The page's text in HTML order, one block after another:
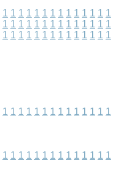
1 1 1 1 1 1 1 1 1 1 1 1 1 1
1 1 1 1 1 1 1 1 1 1 1 1 1 1
1 1 1 1 1 1 1 1 1 1 1 1 1 1
1 1 1 1 1 1 1 1 1 1 1 1 1 1
1 1 1 1 1 1 1 1 1 1 1 1 1 1